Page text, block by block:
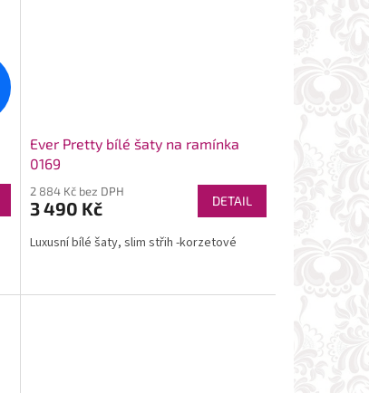
Ever Pretty bílé šaty na ramínka
0169
2 884 Kč bez DPH
3 490 Kč DETAIL
Luxusní bílé šaty, slim střih -korzetové